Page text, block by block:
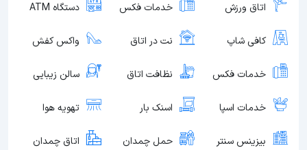
اتاق ورزش خدمات فکس دستگاه ATM
کافی شاپ نت در اتاق واکس کفش
خدمات فکس نظافت اتاق سالن زیبایی
خدمات اسپا اسنک بار تهویه هوا
بیزینس سنتر حمل چمدان اتاق چمدان